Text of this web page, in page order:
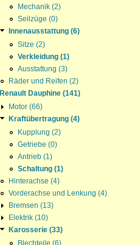
Mechanik (2)
Seilzüge (0)
Innenausstattung (6)
Sitze (2)
Verkleidung (1)
Ausstattung (3)
Räder und Reifen (2)
Renault Dauphine (141)
Motor (66)
Kraftübertragung (4)
Kupplung (2)
Getriebe (0)
Antrieb (1)
Schaltung (1)
Hinterachse (4)
Vorderachse und Lenkung (4)
Bremsen (13)
Elektrik (10)
Karosserie (33)